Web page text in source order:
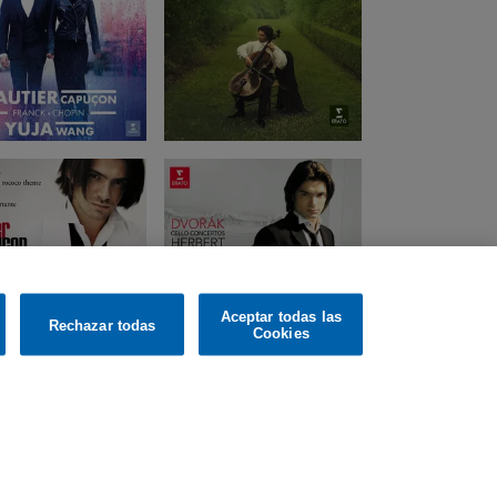
Rechazar todas
Aceptar todas las
Cookies